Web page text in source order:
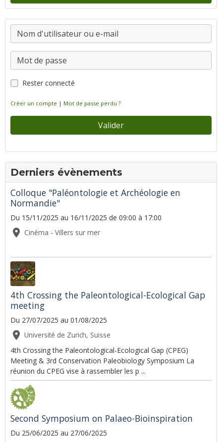
Rester connecté
Créer un compte | Mot de passe perdu ?
Valider
Derniers évènements
Colloque "Paléontologie et Archéologie en
Normandie"
Du 15/11/2025 au 16/11/2025 de 09:00 à 17:00
Cinéma - Villers sur mer
4th Crossing the Paleontological-Ecological Gap
meeting
Du 27/07/2025 au 01/08/2025
Université de Zurich, Suisse
4th Crossing the Paleontological-Ecological Gap (CPEG)
Meeting & 3rd Conservation Paleobiology Symposium La
réunion du CPEG vise à rassembler les p ...
Second Symposium on Palaeo-Bioinspiration
Du 25/06/2025 au 27/06/2025